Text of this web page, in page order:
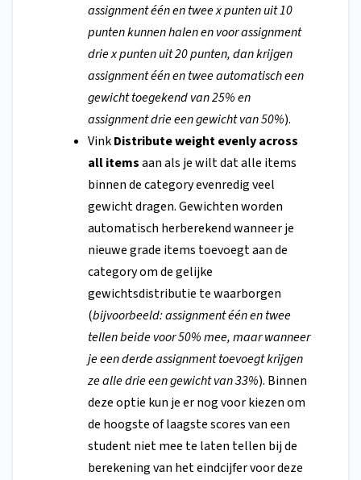
assignment één en twee x punten uit 10
punten kunnen halen en voor assignment
drie x punten uit 20 punten, dan krijgen
assignment één en twee automatisch een
gewicht toegekend van 25% en
assignment drie een gewicht van 50%).
VinkDistribute weight evenly across
all itemsaan als je wilt dat alle items
binnen de category evenredig veel
gewicht dragen. Gewichten worden
automatisch herberekend wanneer je
nieuwe grade items toevoegt aan de
category om de gelijke
gewichtsdistributie te waarborgen
(bijvoorbeeld: assignment één en twee
tellen beide voor 50% mee, maar wanneer
je een derde assignment toevoegt krijgen
ze alle drie een gewicht van 33%). Binnen
deze optie kun je er nog voor kiezen om
de hoogste of laagste scores van een
student niet mee te laten tellen bij de
berekening van het eindcijfer voor deze